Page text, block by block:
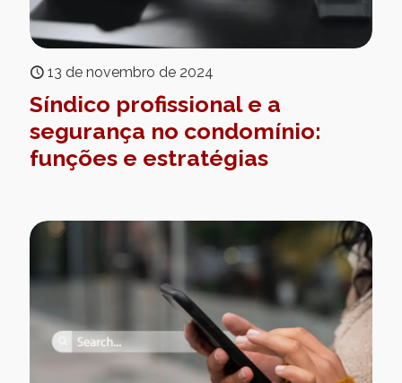
13 de novembro de 2024
Síndico profissional e a
segurança no condomínio:
funções e estratégias